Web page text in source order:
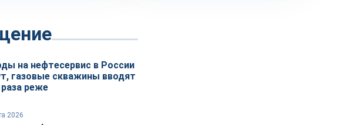
на нефтесервис в России
газовые скважины вводят
реже
2026